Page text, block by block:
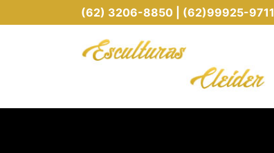
(62) 3206-8850 | (62)99925-9711